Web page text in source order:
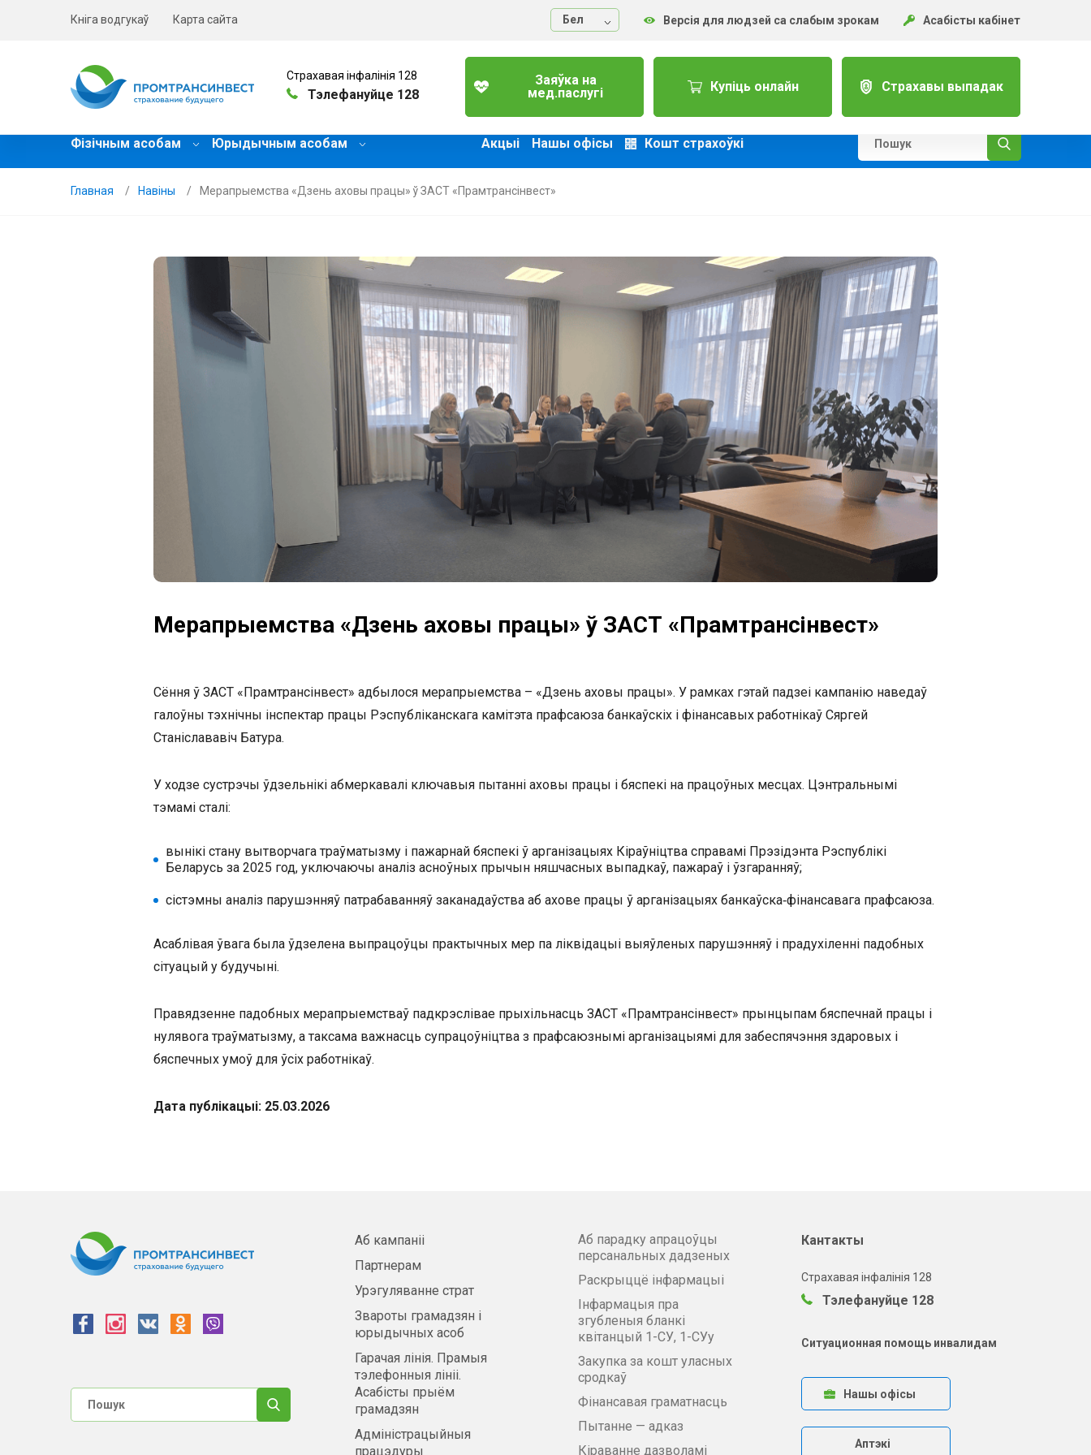
Кніга водгукаў Карта сайта Бел Версія для людзей са слабым зрокам Асабісты кабінет
Страхавая інфалінія 128
Тэлефануйце 128
Заяўка на
мед.паслугі
Купіць онлайн Страхавы выпадак
Фізічным асобам Юрыдычным асобам Акцыі Нашы офісы Кошт страхоўкi
Главная Навiны Мерапрыемства «Дзень аховы працы» ў ЗАСТ «Прамтрансінвест»
Мерапрыемства «Дзень аховы працы» ў ЗАСТ «Прамтрансінвест»
Сёння ў ЗАСТ «Прамтрансінвест» адбылося мерапрыемства – «Дзень аховы працы». У рамках гэтай падзеі кампанію наведаў
галоўны тэхнічны інспектар працы Рэспубліканскага камітэта прафсаюза банкаўскіх і фінансавых работнікаў Сяргей
Станіслававіч Батура.
У ходзе сустрэчы ўдзельнікі абмеркавалі ключавыя пытанні аховы працы і бяспекі на працоўных месцах. Цэнтральнымі
тэмамі сталі:
вынікі стану вытворчага траўматызму і пажарнай бяспекі ў арганізацыях Кіраўніцтва справамі Прэзідэнта Рэспублікі
Беларусь за 2025 год, уключаючы аналіз асноўных прычын няшчасных выпадкаў, пажараў і ўзгаранняў;
сістэмны аналіз парушэнняў патрабаванняў заканадаўства аб ахове працы ў арганізацыях банкаўска‑фінансавага прафсаюза.
Асаблівая ўвага была ўдзелена выпрацоўцы практычных мер па ліквідацыі выяўленых парушэнняў і прадухіленні падобных
сітуацый у будучыні.
Правядзенне падобных мерапрыемстваў падкрэслівае прыхільнасць ЗАСТ «Прамтрансінвест» прынцыпам бяспечнай працы і
нулявога траўматызму, а таксама важнасць супрацоўніцтва з прафсаюзнымі арганізацыямі для забеспячэння здаровых і
бяспечных умоў для ўсіх работнікаў.
Дата публікацыі: 25.03.2026
Аб кампаніі
Партнерам
Урэгуляванне страт
Звароты грамадзян і
юрыдычных асоб
Гарачая лінія. Прамыя
тэлефонныя лініі.
Асабісты прыём
грамадзян
Адміністрацыйныя
працэдуры
Аб парадку апрацоўцы
персанальных дадзеных
Раскрыццё інфармацыі
Інфармацыя пра
згубленыя бланкі
квітанцый 1-СУ, 1-СУу
Закупка за кошт уласных
сродкаў
Фінансавая граматнасць
Пытанне — адказ
Кіраванне дазволамі
Кантакты
Страхавая інфалінія 128
Тэлефануйце 128
Ситуационная помощь инвалидам
Нашы офісы
Аптэкі